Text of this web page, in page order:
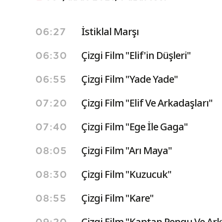
06:27 İstiklal Marşı
06:30 Çizgi Film "Elif'in Düşleri"
06:55 Çizgi Film "Yade Yade"
07:20 Çizgi Film "Elif Ve Arkadaşları"
07:40 Çizgi Film "Ege İle Gaga"
08:05 Çizgi Film "Arı Maya"
08:30 Çizgi Film "Kuzucuk"
08:55 Çizgi Film "Kare"